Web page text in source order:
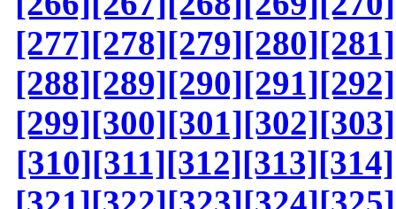
[277][278][279][280][281]
[288][289][290][291][292]
[299][300][301][302][303]
[310][311][312][313][314]